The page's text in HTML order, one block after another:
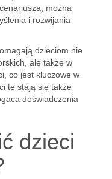
można
i rozwijania
dzieciom nie
ale także w
co jest kluczowe w
te stają się także
doświadczenia
dzieci